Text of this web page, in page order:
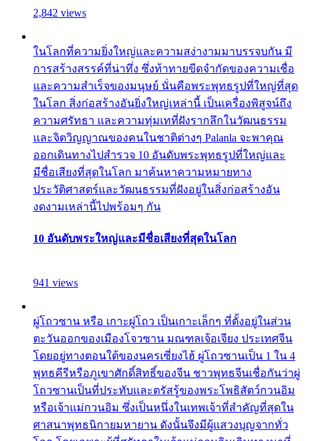
2,842 views
ในโลกที่ความยิ่งใหญ่และความสง่างามมาบรรจบกัน มี
การสร้างสรรค์ที่น่าทึ่ง ซึ่งท้าทายขีดจำกัดของความเชื่อ
และความสำเร็จของมนุษย์ นั่นคือพระพุทธรูปที่ใหญ่ที่สุด
ในโลก สิ่งก่อสร้างอันยิ่งใหญ่เหล่านี้ เป็นเครื่องพิสูจน์ถึง
ความศรัทธา และความทุ่มเทที่ฝังรากลึกในวัฒนธรรม
และจิตวิญญาณของคนในชาติต่างๆ Palanla จะพาคุณ
ออกเดินทางไปสำรวจ 10 อันดับพระพุทธรูปที่ใหญ่และ
มีชื่อเสียงที่สุดในโลก มาค้นหาความหมายทาง
ประวัติศาสตร์และวัฒนธรรมที่ฝังอยู่ในสิ่งก่อสร้างอัน
งดงามเหล่านี้ไปพร้อมๆ กัน
10 อันดับพระใหญ่และมีชื่อเสียงที่สุดในโลก
941 views
ผู่โถวซาน หรือ เกาะผู่โถว เป็นเกาะเล็กๆ ที่ตั้งอยู่ในส่วน
ตะวันออกของเมืองโจวซาน มณฑลเจ้อเจียง ประเทศจีน
โดยอยู่ทางตอนใต้ของนครเซี่ยงไฮ้ ผู่โถวซานเป็น 1 ใน 4
พุทธคีรีหรือภูเขาศักดิ์สิทธิ์ของจีน ชาวพุทธจีนเชื่อกันว่าผู่
โถวซานเป็นที่ประทับและตรัสรู้ของพระโพธิสัตว์กวนอิม
หรือเจ้าแม่กวนอิม ซึ่งเป็นหนึ่งในเทพเจ้าที่สำคัญที่สุดใน
ศาสนาพุทธนิกายมหายาน ดังนั้นจึงมีผู้แสวงบุญจากทั่ว